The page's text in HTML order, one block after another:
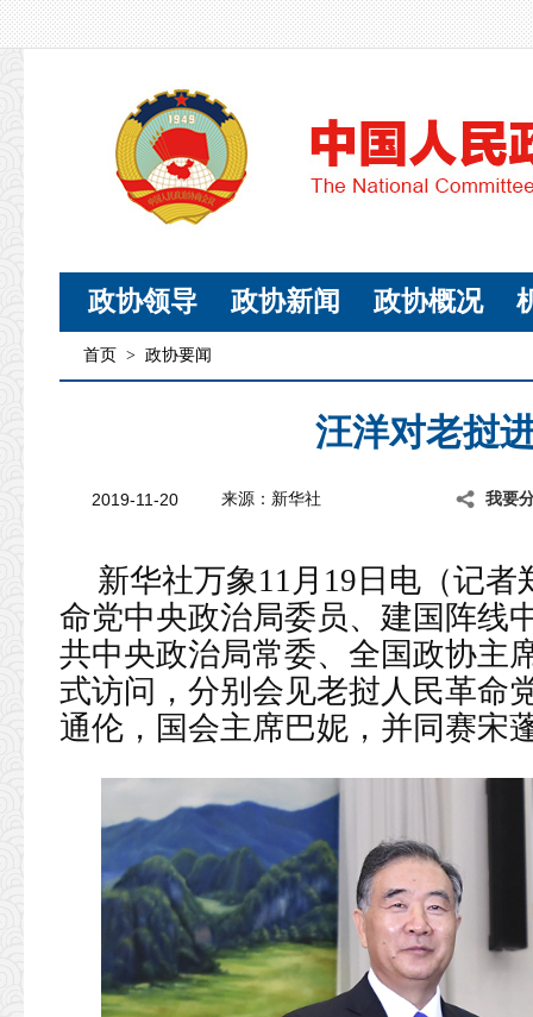
政协领导 政协新闻 政协概况
首页 > 政协要闻
汪洋对老挝
2019-11-20 来源：新华社 我要
新华社万象11月19日电（记
命党中央政治局委员、建国阵线
共中央政治局常委、全国政协主
式访问，分别会见老挝人民革命
通伦，国会主席巴妮，并同赛宋